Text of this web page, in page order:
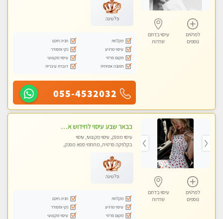
לפרטים
נוספים
עיסוי בדרום
שדרות
פלטינה
מקלחת
חניה חינם
עיסוי מרגיע
נקי ומסודר
מקום פרטי
עיסוי מקצועי
תמונה אמיתית
דוברת עיברית
055-4532032
לפרטים
נוספים
עיסוי בדרום
שדרות
בבאר שבע עיסוי לחידוש אנרגיות עיסוי חלומי מומלץ מאוד פרטי!! ללא מין !!
עיסוי מפנק, עיסוי מקצועי, עיסוי
בקלניקה פרטית, מתחמי ספא מפנק,
פלטינה
מקלחת
חניה חינם
עיסוי מרגיע
נקי ומסודר
מקום פרטי
עיסוי מקצועי